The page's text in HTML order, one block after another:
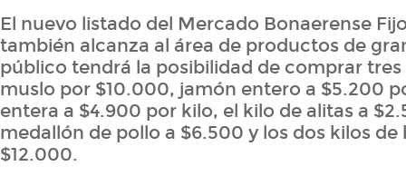
El nuevo listado del Mercado Bonaerense
también alcanza al área de productos de
público tendrá la posibilidad de comprar tres
muslo por $10.000, jamón entero a $5.200
entera a $4.900 por kilo, el kilo de alitas a
medallón de pollo a $6.500 y los dos kilos de
$12.000.